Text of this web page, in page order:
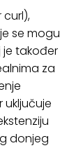
curl),
se mogu
je također
za
uključuje
donjeg